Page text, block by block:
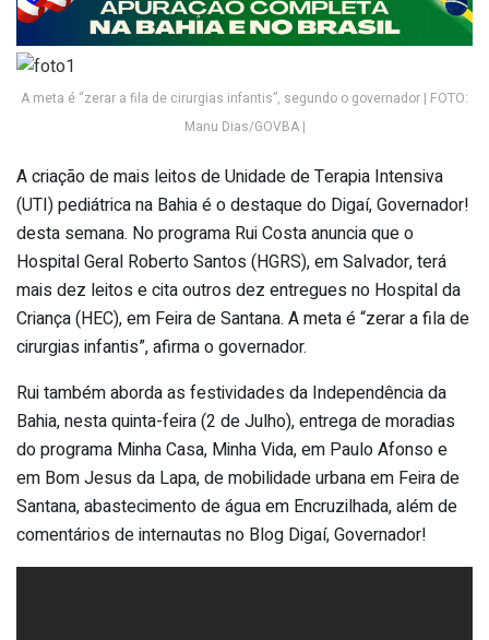
A meta é “zerar a fila de cirurgias infantis”, segundo o governador | FOTO:
Manu Dias/GOVBA |
A criação de mais leitos de Unidade de Terapia Intensiva
(UTI) pediátrica na Bahia é o destaque do Digaí, Governador!
desta semana. No programa Rui Costa anuncia que o
Hospital Geral Roberto Santos (HGRS), em Salvador, terá
mais dez leitos e cita outros dez entregues no Hospital da
Criança (HEC), em Feira de Santana. A meta é “zerar a fila de
cirurgias infantis”, afirma o governador.
Rui também aborda as festividades da Independência da
Bahia, nesta quinta-feira (2 de Julho), entrega de moradias
do programa Minha Casa, Minha Vida, em Paulo Afonso e
em Bom Jesus da Lapa, de mobilidade urbana em Feira de
Santana, abastecimento de água em Encruzilhada, além de
comentários de internautas no Blog Digaí, Governador!